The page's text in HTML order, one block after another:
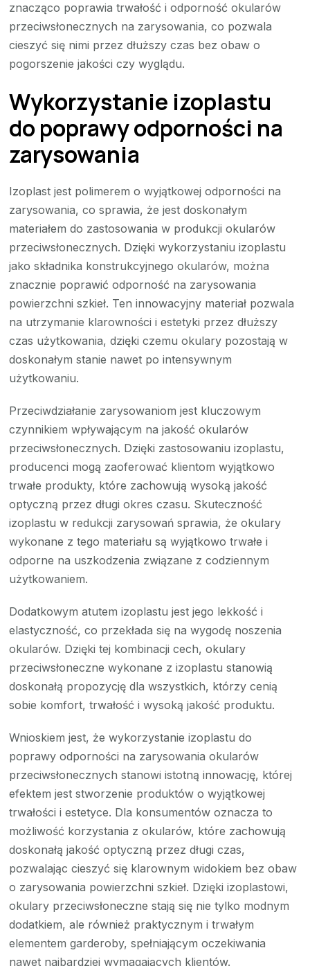
znacząco poprawia trwałość i odporność okularów
przeciwsłonecznych na zarysowania, co pozwala
cieszyć się nimi przez dłuższy czas bez obaw o
pogorszenie jakości czy wyglądu.
Wykorzystanie izoplastu
do poprawy odporności na
zarysowania
Izoplast jest polimerem o wyjątkowej odporności na
zarysowania, co sprawia, że jest doskonałym
materiałem do zastosowania w produkcji okularów
przeciwsłonecznych. Dzięki wykorzystaniu izoplastu
jako składnika konstrukcyjnego okularów, można
znacznie poprawić odporność na zarysowania
powierzchni szkieł. Ten innowacyjny materiał pozwala
na utrzymanie klarowności i estetyki przez dłuższy
czas użytkowania, dzięki czemu okulary pozostają w
doskonałym stanie nawet po intensywnym
użytkowaniu.
Przeciwdziałanie zarysowaniom jest kluczowym
czynnikiem wpływającym na jakość okularów
przeciwsłonecznych. Dzięki zastosowaniu izoplastu,
producenci mogą zaoferować klientom wyjątkowo
trwałe produkty, które zachowują wysoką jakość
optyczną przez długi okres czasu. Skuteczność
izoplastu w redukcji zarysowań sprawia, że okulary
wykonane z tego materiału są wyjątkowo trwałe i
odporne na uszkodzenia związane z codziennym
użytkowaniem.
Dodatkowym atutem izoplastu jest jego lekkość i
elastyczność, co przekłada się na wygodę noszenia
okularów. Dzięki tej kombinacji cech, okulary
przeciwsłoneczne wykonane z izoplastu stanowią
doskonałą propozycję dla wszystkich, którzy cenią
sobie komfort, trwałość i wysoką jakość produktu.
Wnioskiem jest, że wykorzystanie izoplastu do
poprawy odporności na zarysowania okularów
przeciwsłonecznych stanowi istotną innowację, której
efektem jest stworzenie produktów o wyjątkowej
trwałości i estetyce. Dla konsumentów oznacza to
możliwość korzystania z okularów, które zachowują
doskonałą jakość optyczną przez długi czas,
pozwalając cieszyć się klarownym widokiem bez obaw
o zarysowania powierzchni szkieł. Dzięki izoplastowi,
okulary przeciwsłoneczne stają się nie tylko modnym
dodatkiem, ale również praktycznym i trwałym
elementem garderoby, spełniającym oczekiwania
nawet najbardziej wymagających klientów.